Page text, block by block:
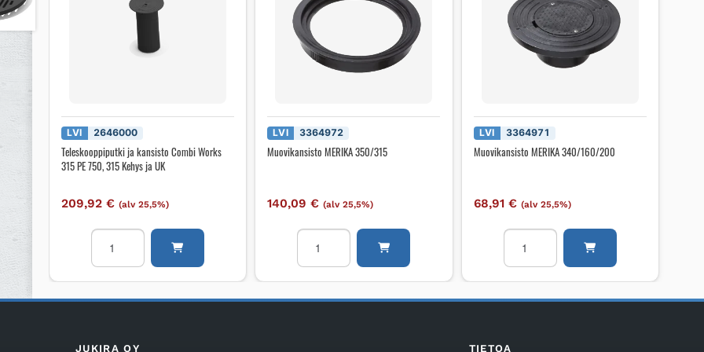
LVI 2646000
Teleskooppiputki ja kansisto Combi Works
315 PE 750, 315 Kehys ja UK
209,92€ (alv 25,5%)
Teleskooppiputki
kansisto
Works
LVI 3364972
Muovikansisto MERIKA 350/315
140,09€ (alv 25,5%)
Muovikansisto
MERIKA
350/315
LVI 3364971
Muovikansisto MERIKA 340/160/200
68,91 € (alv 25,5%)
Muovikansisto
MERIKA
340/160/200
JUKIRA OY TIETOA